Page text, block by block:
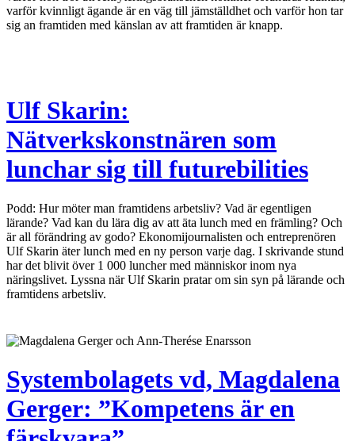
varför kvinnligt ägande är en väg till jämställdhet och varför hon tar
sig an framtiden med känslan av att framtiden är knapp.
Ulf Skarin:
Nätverkskonstnären som
lunchar sig till futurebilities
Podd: Hur möter man framtidens arbetsliv? Vad är egentligen
lärande? Vad kan du lära dig av att äta lunch med en främling? Och
är all förändring av godo? Ekonomijournalisten och entreprenören
Ulf Skarin äter lunch med en ny person varje dag. I skrivande stund
har det blivit över 1 000 luncher med människor inom nya
näringslivet. Lyssna när Ulf Skarin pratar om sin syn på lärande och
framtidens arbetsliv.
Systembolagets vd, Magdalena
Gerger: ”Kompetens är en